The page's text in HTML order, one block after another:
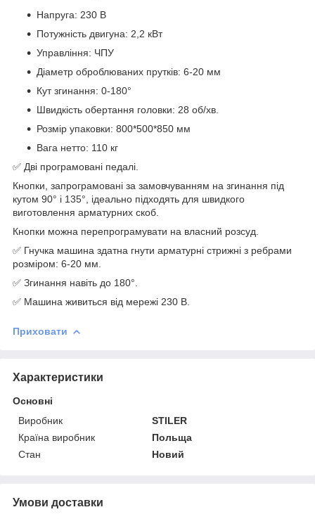
Напруга: 230 В
Потужність двигуна: 2,2 кВт
Управління: ЧПУ
Діаметр оброблюваних прутків: 6-20 мм
Кут згинання: 0-180°
Швидкість обертання головки: 28 об/хв.
Розмір упаковки: 800*500*850 мм
Вага нетто: 110 кг
✅ Дві програмовані педалі.
Кнопки, запрограмовані за замовчуванням на згинання під
кутом 90° і 135°, ідеально підходять для швидкого
виготовлення арматурних скоб.
Кнопки можна перепрограмувати на власний розсуд.
✅ Гнучка машина здатна гнути арматурні стрижні з ребрами
розміром: 6-20 мм.
✅ Згинання навіть до 180°.
✅ Машина живиться від мережі 230 В.
Приховати
Характеристики
Основні
Виробник
STILER
Країна виробник
Польща
Стан
Новий
Умови доставки